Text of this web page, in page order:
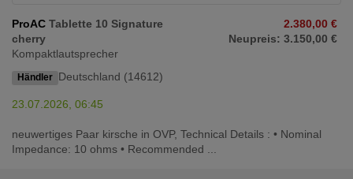
ProAC Tablette 10 Signature
cherry
Kompaktlautsprecher
Händler Deutschland (14612)
2.380,00 €
Neupreis: 3.150,00 €
23.07.2026, 06:45
neuwertiges Paar kirsche in OVP, Technical Details : • Nominal
Impedance: 10 ohms • Recommended ...